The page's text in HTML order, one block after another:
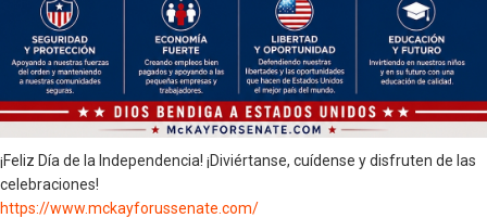
¡Feliz Día de la Independencia! ¡Diviértanse, cuídense y disfruten de las
celebraciones!
https://www.mckayforussenate.com/